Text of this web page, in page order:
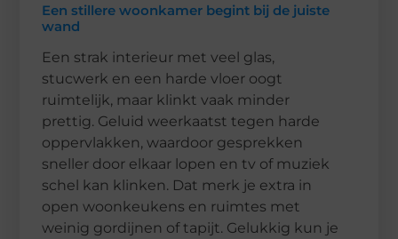
Een stillere woonkamer begint bij de juiste
wand
Een strak interieur met veel glas,
stucwerk en een harde vloer oogt
ruimtelijk, maar klinkt vaak minder
prettig. Geluid weerkaatst tegen harde
oppervlakken, waardoor gesprekken
sneller door elkaar lopen en tv of muziek
schel kan klinken. Dat merk je extra in
open woonkeukens en ruimtes met
weinig gordijnen of tapijt. Gelukkig kun je